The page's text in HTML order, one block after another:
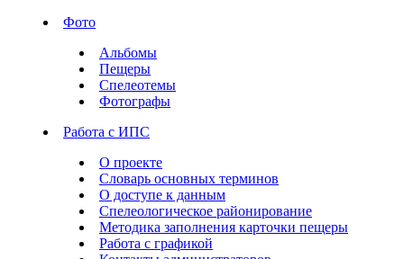
Фото
Альбомы
Пещеры
Спелеотемы
Фотографы
Работа с ИПС
О проекте
Словарь основных терминов
О доступе к данным
Спелеологическое районирование
Методика заполнения карточки пещеры
Работа с графикой